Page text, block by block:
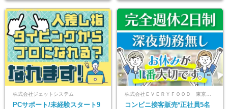
株式会社ジェットシステム
PCサポート/未経験スタート9
コンビニ接客販売*正社員5名